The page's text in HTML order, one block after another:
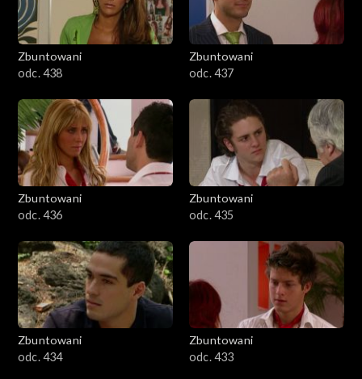
Zbuntowani
odc. 438
Zbuntowani
odc. 437
Zbuntowani
odc. 436
Zbuntowani
odc. 435
Zbuntowani
odc. 434
Zbuntowani
odc. 433